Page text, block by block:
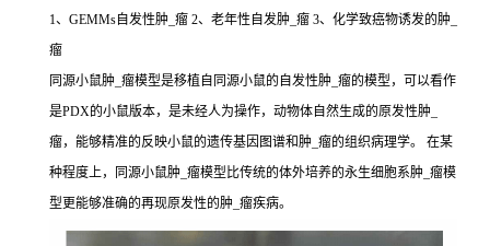
1、GEMMs自发性肿_瘤 2、老年性自发肿_瘤 3、化学致癌物诱发的肿_
瘤
同源小鼠肿_瘤模型是移植自同源小鼠的自发性肿_瘤的模型，可以看作
是PDX的小鼠版本，是未经人为操作，动物体自然生成的原发性肿_
瘤，能够精准的反映小鼠的遗传基因图谱和肿_瘤的组织病理学。 在某
种程度上，同源小鼠肿_瘤模型比传统的体外培养的永生细胞系肿_瘤模
型更能够准确的再现原发性的肿_瘤疾病。